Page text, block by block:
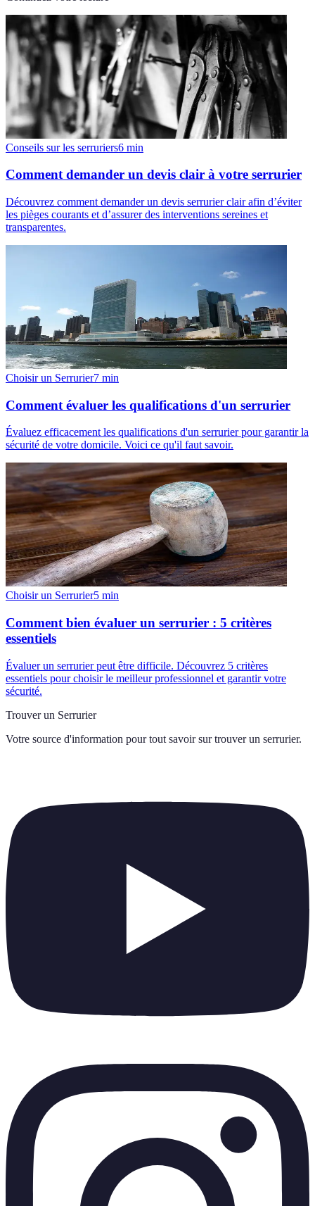
Conseils sur les serruriers6 min
Comment demander un devis clair à votre serrurier
Découvrez comment demander un devis serrurier clair afin d’éviter
les pièges courants et d’assurer des interventions sereines et
transparentes.
Choisir un Serrurier7 min
Comment évaluer les qualifications d'un serrurier
Évaluez efficacement les qualifications d'un serrurier pour garantir la
sécurité de votre domicile. Voici ce qu'il faut savoir.
Choisir un Serrurier5 min
Comment bien évaluer un serrurier : 5 critères
essentiels
Évaluer un serrurier peut être difficile. Découvrez 5 critères
essentiels pour choisir le meilleur professionnel et garantir votre
sécurité.
Trouver un Serrurier
Votre source d'information pour tout savoir sur trouver un serrurier.